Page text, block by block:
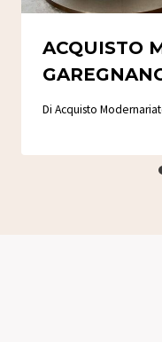
ACQUISTO
Di Acquisto